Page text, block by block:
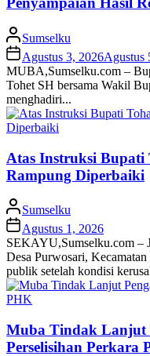
Sumselku
Agustus 3, 2026Agustus
MUBA,Sumselku.com –
Tohet SH bersama Wakil
menghadiri...
Atas Instruksi Bupati
Rampung Diperbaiki
Sumselku
Agustus 1, 2026
SEKAYU,Sumselku.com –
Desa Purwosari,
publik setelah kondisi
Muba Tindak Lanjut
Perselisihan Perkara